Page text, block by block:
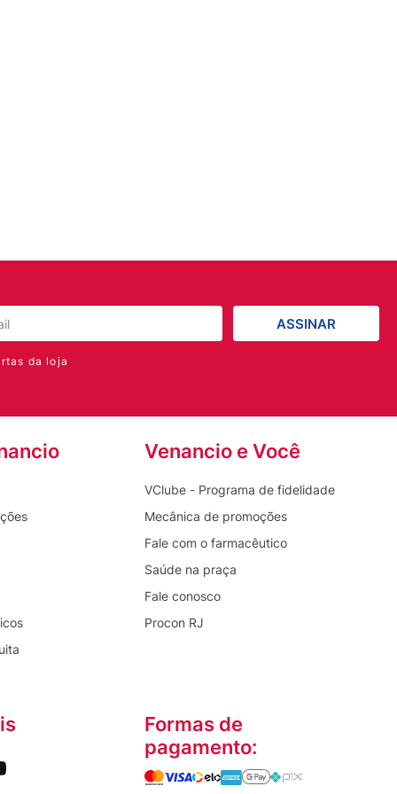
ASSINAR
da loja
Venancio e Você
VClube - Programa de fidelidade
Mecânica de promoções
Fale com o farmacêutico
Saúde na praça
Fale conosco
Procon RJ
Formas de
pagamento: